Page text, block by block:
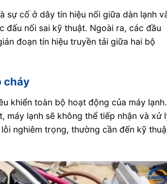
sự cố ở dây tín hiệu nối giữa dàn lạnh
đấu nối sai kỹ thuật. Ngoài ra, các đầu
đoạn tín hiệu truyền tải giữa hai bộ
cháy
khiển toàn bộ hoạt động của máy lạnh.
máy lạnh sẽ không thể tiếp nhận và xử
nghiêm trọng, thường cần đến kỹ